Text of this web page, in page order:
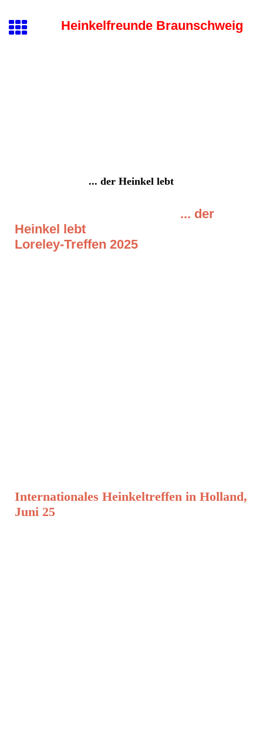
Heinkelfreunde Braunschweig
... der Heinkel lebt
... der
Heinkel lebt
Loreley-Treffen 2025
Internationales Heinkeltreffen in Holland,
Juni 25